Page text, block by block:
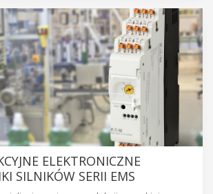
ELEKTRONICZNE
SILNIKÓW SERII EMS